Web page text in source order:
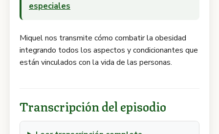
especiales
Miquel nos transmite cómo combatir la obesidad
integrando todos los aspectos y condicionantes que
están vinculados con la vida de las personas.
Transcripción del episodio